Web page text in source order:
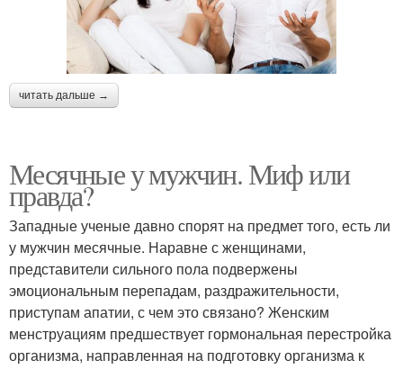
читать дальше →
Месячные у мужчин. Миф или
правда?
Западные ученые давно спорят на предмет того, есть ли
у мужчин месячные. Наравне с женщинами,
представители сильного пола подвержены
эмоциональным перепадам, раздражительности,
приступам апатии, с чем это связано? Женским
менструациям предшествует гормональная перестройка
организма, направленная на подготовку организма к